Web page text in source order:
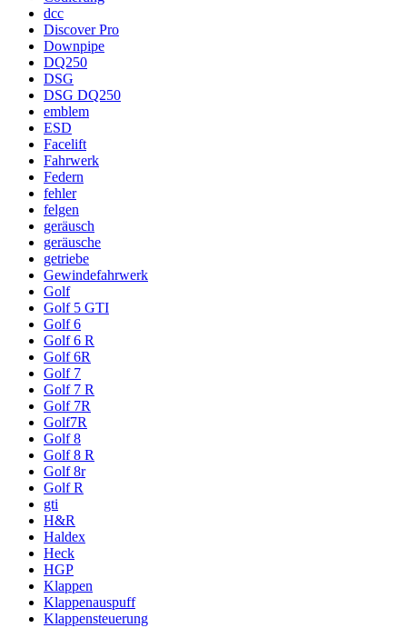
dcc
Discover Pro
Downpipe
DQ250
DSG
DSG DQ250
emblem
ESD
Facelift
Fahrwerk
Federn
fehler
felgen
geräusch
geräusche
getriebe
Gewindefahrwerk
Golf
Golf 5 GTI
Golf 6
Golf 6 R
Golf 6R
Golf 7
Golf 7 R
Golf 7R
Golf7R
Golf 8
Golf 8 R
Golf 8r
Golf R
gti
H&R
Haldex
Heck
HGP
Klappen
Klappenauspuff
Klappensteuerung